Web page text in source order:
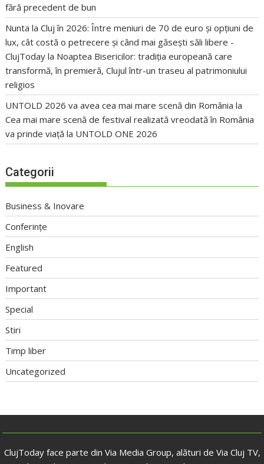
fără precedent de bun
Nunta la Cluj în 2026: Între meniuri de 70 de euro și opțiuni de
lux, cât costă o petrecere și când mai găsești săli libere -
ClujToday la Noaptea Bisericilor: tradiția europeană care
transformă, în premieră, Clujul într-un traseu al patrimoniului
religios
UNTOLD 2026 va avea cea mai mare scenă din România la
Cea mai mare scenă de festival realizată vreodată în România
va prinde viață la UNTOLD ONE 2026
Categorii
Business & Inovare
Conferințe
English
Featured
Important
Special
Stiri
Timp liber
Uncategorized
ClujToday face parte din Via Media Group, alături de Via Cluj TV,